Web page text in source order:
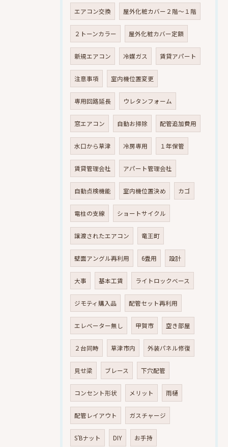
エアコン交換 屋外化粧カバー２階～１階
２トーンカラー 屋外化粧カバー定額
新規エアコン 冷媒ガス 賃貸アパート
注意事項 室内機位置変更
専用回路延長 ウレタンフォーム
窓エアコン 自動お掃除 配管追加費用
水口から草津 冷房専用 １年保管
賃貸管理会社 アパート管理会社
自動点検機能 室内機位置決め カゴ
電柱の支線 ショートサイクル
譲渡されたエアコン 竜王町
壁面アングル再利用 6畳用 設計
大事 基本工賃 ライトロックベース
ジモティ購入品 配管セット再利用
エレベーター無し 甲賀市 空き部屋
２台同時 草津市内 外装パネル修復
見せ梁 ブレース 下穴配管
コンセント形状 メリット 雨樋
配管レイアウト ガスチャージ
S’Bナット DIY お手持